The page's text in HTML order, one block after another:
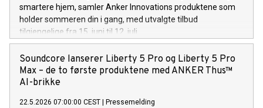
smartere hjem, samler Anker Innovations produktene som
holder sommeren din i gang, med utvalgte tilbud
tilgjengelige fra 15. juni til 12. juli.
Soundcore lanserer Liberty 5 Pro og Liberty 5 Pro
Max – de to første produktene med ANKER Thus™
AI-brikke
22.5.2026 07:00:00 CEST Pressemelding